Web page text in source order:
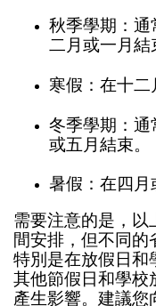
秋季學期：
二月或一月結
寒假：在十二
冬季學期：通
或五月結束。
暑假：在四月
需要注意的是，以
間安排，但不同的
特別是在放假日和
其他節假日和學校
產生影響。建議您